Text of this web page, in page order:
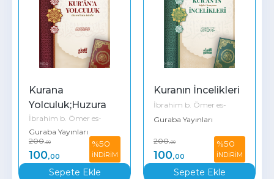
Sepete Ekle
Kurana
Yolculuk;Huzura
İleten Adımlar
İbrahim b. Ömer es-
Sekran
Guraba Yayınları
%50
İNDİRİM
200,00
100,00
Sepete Ekle
Kuranın İncelikleri
İbrahim b. Ömer es-
Sekran
Guraba Yayınları
%50
İNDİRİM
200,00
100,00